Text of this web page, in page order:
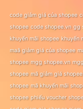
code giảm giá của shopee
shopee code shopee.vn gg
khuyến mãi shopee khuyến
maã giảm giá của shopee
shopee mgg shopee.vn
shopee mã giảm giá
shopee mã khuyến mãi
shopee phiếu voucher